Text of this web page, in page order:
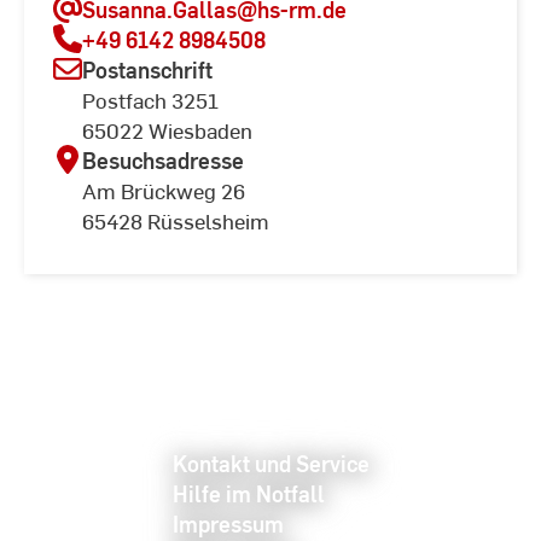
Susanna.Gallas@hs-rm.de
+49 6142 8984508
Postanschrift
Postfach 3251
65022 Wiesbaden
Besuchsadresse
Am Brückweg 26
65428 Rüsselsheim
Kontakt und Service
Hilfe im Notfall
Impressum